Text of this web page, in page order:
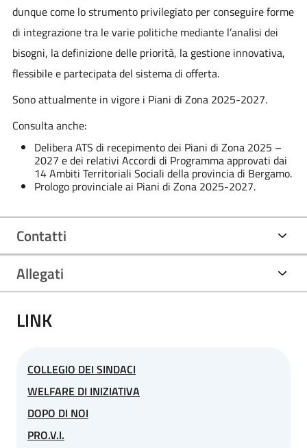
dunque come lo strumento privilegiato per conseguire forme
di integrazione tra le varie politiche mediante l’analisi dei
bisogni, la definizione delle priorità, la gestione innovativa,
flessibile e partecipata del sistema di offerta.
Sono attualmente in vigore i Piani di Zona 2025-2027.
Consulta anche:
Delibera ATS di recepimento dei Piani di Zona 2025 –
2027 e dei relativi Accordi di Programma approvati dai
14 Ambiti Territoriali Sociali della provincia di Bergamo.
Prologo provinciale ai Piani di Zona 2025-2027.
Contatti
Allegati
LINK
COLLEGIO DEI SINDACI
WELFARE DI INIZIATIVA
DOPO DI NOI
PRO.V.I.